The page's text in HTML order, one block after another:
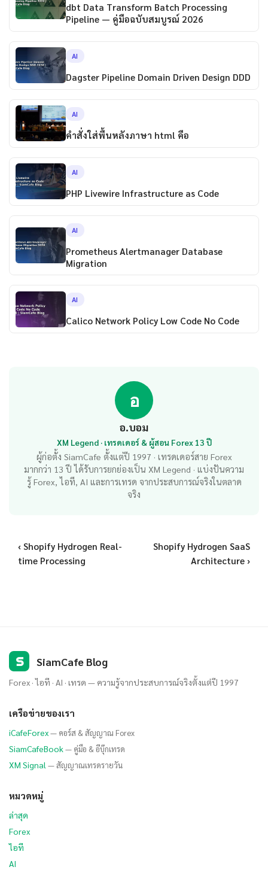
dbt Data Transform Batch Processing
Pipeline — คู่มือฉบับสมบูรณ์ 2026
AI
Dagster Pipeline Domain Driven Design DDD
AI
คำสั่งใส่พื้นหลังภาษา html คือ
AI
PHP Livewire Infrastructure as Code
AI
Prometheus Alertmanager Database
Migration
AI
Calico Network Policy Low Code No Code
อ
อ.บอม
XM Legend · เทรดเดอร์ & ผู้สอน Forex 13 ปี
ผู้ก่อตั้ง SiamCafe ตั้งแต่ปี 1997 · เทรดเดอร์สาย Forex
มากกว่า 13 ปี ได้รับการยกย่องเป็น XM Legend · แบ่งปันความ
รู้ Forex, ไอที, AI และการเทรด จากประสบการณ์จริงในตลาด
จริง
‹ Shopify Hydrogen Real-
time Processing
Shopify Hydrogen SaaS
Architecture ›
S SiamCafe Blog
Forex · ไอที · AI · เทรด — ความรู้จากประสบการณ์จริงตั้งแต่ปี 1997
เครือข่ายของเรา
iCafeForex— คอร์ส & สัญญาณ Forex
SiamCafeBook— คู่มือ & อีบุ๊กเทรด
XM Signal — สัญญาณเทรดรายวัน
หมวดหมู่
ล่าสุด
Forex
ไอที
AI